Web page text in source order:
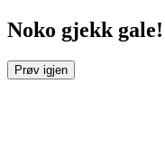
Noko gjekk gale!
Prøv igjen